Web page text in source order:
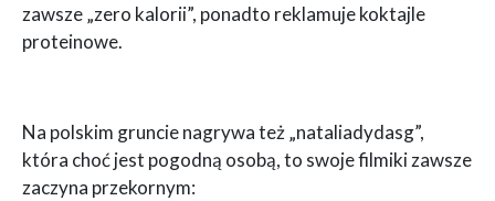
zawsze „zero kalorii”, ponadto reklamuje koktajle
proteinowe.
Na polskim gruncie nagrywa też „nataliadydasg”,
która choć jest pogodną osobą, to swoje filmiki zawsze
zaczyna przekornym: